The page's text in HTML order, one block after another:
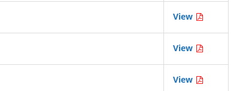
View
View
View